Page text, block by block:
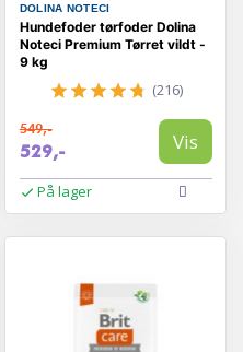
DOLINA NOTECI
Hundefoder tørfoder Dolina
Noteci Premium Tørret vildt -
9 kg
(216)
549,-
529,- Vis
På lager